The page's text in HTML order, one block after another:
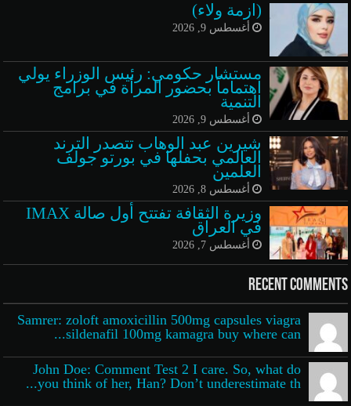
(ازمة ولاء)
أغسطس 9, 2026
مستشار حكومي: رئيس الوزراء يولي
اهتماماً بحضور المرأة في برامج
التنمية
أغسطس 9, 2026
شيرين عبد الوهاب تتصدر الترند
العالمي بحفلها في بورتو جولف
العلمين
أغسطس 8, 2026
وزيرة الثقافة تفتتح أول صالة IMAX
في العراق
أغسطس 7, 2026
Recent Comments
Samrer: zoloft amoxicillin 500mg capsules viagra
sildenafil 100mg kamagra buy where can...
John Doe: Comment Test 2 I care. So, what do
you think of her, Han? Don’t underestimate th...